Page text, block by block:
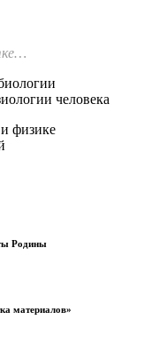
человека
физике
Родины
материалов»